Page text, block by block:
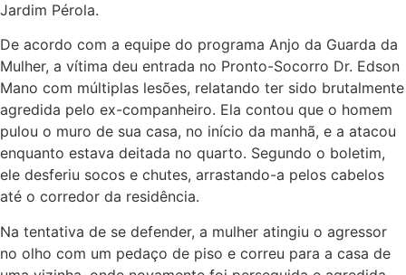
Jardim Pérola.
De acordo com a equipe do programa Anjo da Guarda da
Mulher, a vítima deu entrada no Pronto-Socorro Dr. Edson
Mano com múltiplas lesões, relatando ter sido brutalmente
agredida pelo ex-companheiro. Ela contou que o homem
pulou o muro de sua casa, no início da manhã, e a atacou
enquanto estava deitada no quarto. Segundo o boletim,
ele desferiu socos e chutes, arrastando-a pelos cabelos
até o corredor da residência.
Na tentativa de se defender, a mulher atingiu o agressor
no olho com um pedaço de piso e correu para a casa de